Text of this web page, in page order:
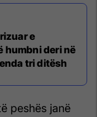
e
humbni deri në
tri ditësh
peshës janë